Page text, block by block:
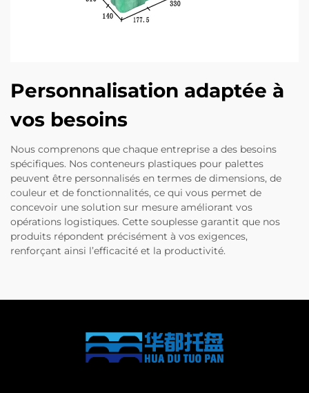
Personnalisation adaptée à
vos besoins
Nous comprenons que chaque entreprise a des besoins
spécifiques. Nos conteneurs plastiques pour palettes
peuvent être personnalisés en termes de dimensions, de
couleur et de fonctionnalités, ce qui vous permet de
concevoir une solution sur mesure améliorant vos
opérations logistiques. Cette souplesse garantit que nos
produits répondent précisément à vos exigences,
renforçant ainsi l’efficacité et la productivité.